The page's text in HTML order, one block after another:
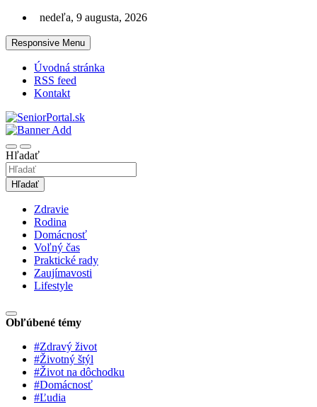
Skip
content
nedeľa, 9 augusta, 2026
Responsive Menu
Úvodná stránka
RSS feed
Kontakt
SeniorPortal.sk
Hľadať
Hľadať
Zdravie
Rodina
Domácnosť
Voľný čas
Praktické rady
Zaujímavosti
Lifestyle
Obľúbené témy
#Zdravý život
#Životný štýl
#Život na dôchodku
#Domácnosť
#Ľudia